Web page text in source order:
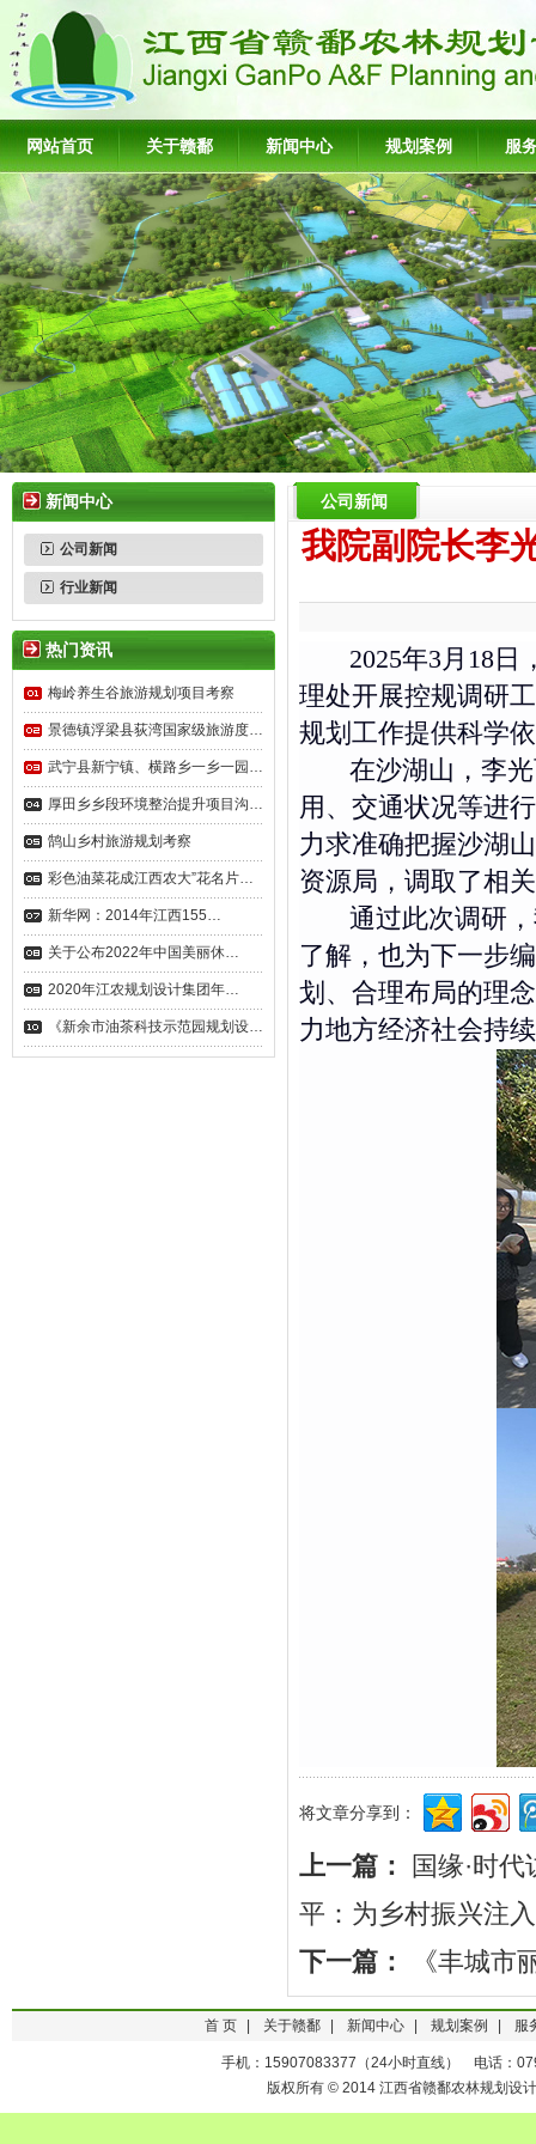
网站首页 关于赣鄱 新闻中心 规划案例 服
新闻中心
公司新闻
行业新闻
热门资讯
梅岭养生谷旅游规划项目考察
景德镇浮梁县荻湾国家级旅游度…
武宁县新宁镇、横路乡一乡一园…
厚田乡乡段环境整治提升项目沟…
鹄山乡村旅游规划考察
彩色油菜花成江西农大”花名片…
新华网：2014年江西155…
关于公布2022年中国美丽休…
2020年江农规划设计集团年…
《新余市油茶科技示范园规划设…
公司新闻
我院副院长李
2025年3月18日
理处开展控规调研
规划工作提供科学
在沙湖山，李
用、交通状况等进
力求准确把握沙湖
资源局，调取了相
通过此次调研，
了解，也为下一步
划、合理布局的理
力地方经济社会持
将文章分享到：
上一篇：
国缘·时
平：为乡村振兴注
下一篇：
《丰城
首 页 关于赣鄱 新闻中心 规划案例 服
手机：15907083377（24小时直线） 电话：
版权所有 © 2014 江西省赣鄱农林规划